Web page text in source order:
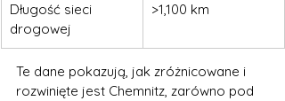
Długość sieci
drogowej
>1,100 km
Te dane pokazują, jak zróżnicowane i
rozwinięte jest Chemnitz, zarówno pod